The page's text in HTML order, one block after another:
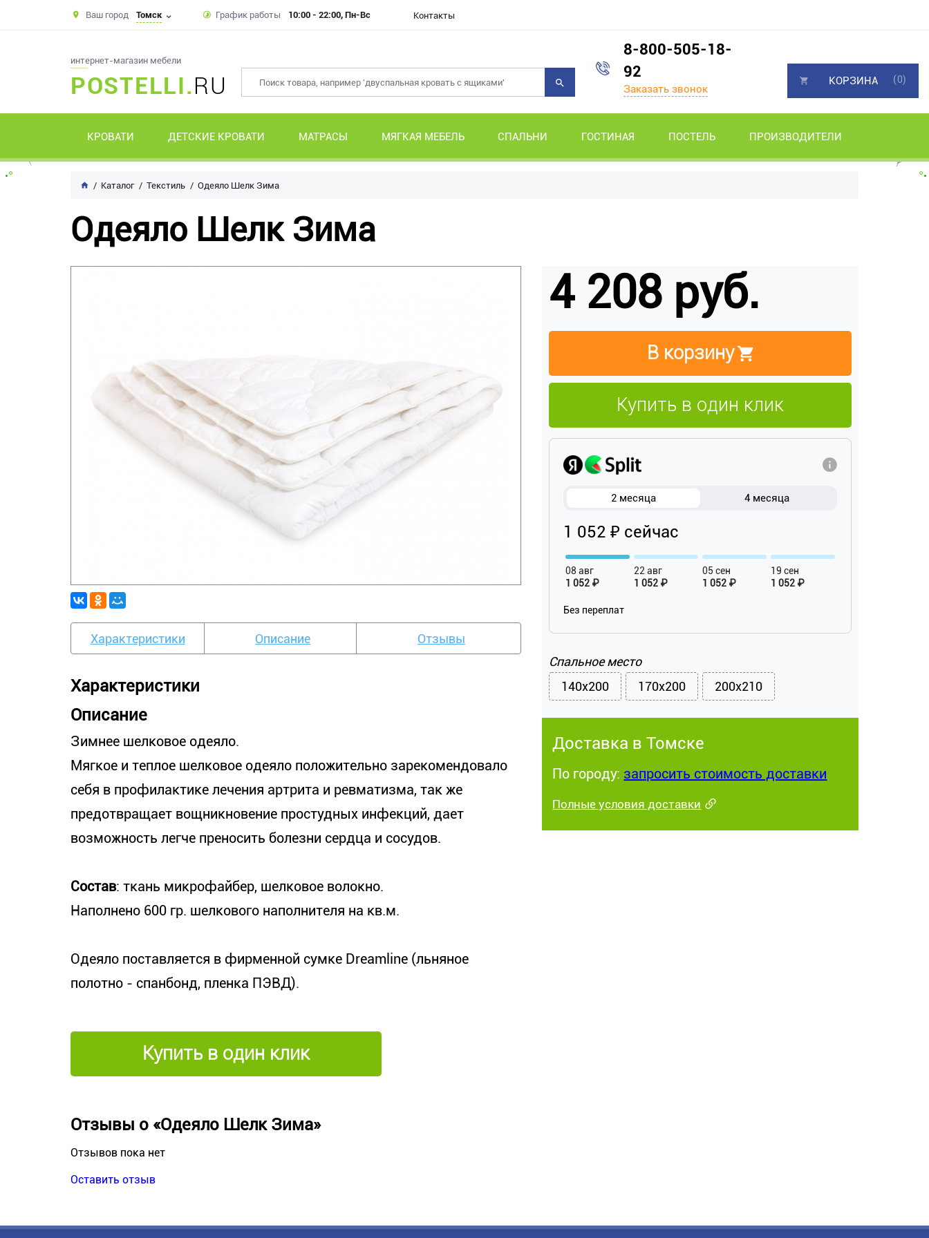
Ваш город Томск График работы 10:00 - 22:00, Пн-Вс Контакты
интернет-магазин мебели
POSTELLI.RU
8-800-505-18-
92
Заказать звонок
КРОВАТИ ДЕТСКИЕ КРОВАТИ МАТРАСЫ МЯГКАЯ МЕБЕЛЬ СПАЛЬНИ ГОСТИНАЯ ПОСТЕЛЬ ПРОИЗВОДИТЕЛИ
КОРЗИНА (0)
Каталог Текстиль Одеяло Шелк Зима
Одеяло Шелк Зима
Характеристики Описание Отзывы
Характеристики
Описание
Зимнее шелковое одеяло.
Мягкое и теплое шелковое одеяло положительно зарекомендовало
себя в профилактике лечения артрита и ревматизма, так же
предотвращает вощникновение простудных инфекций, дает
возможность легче преносить болезни сердца и сосудов.
Состав: ткань микрофайбер, шелковое волокно.
Наполнено 600 гр. шелкового наполнителя на кв.м.
Одеяло поставляется в фирменной сумке Dreamline (льняное
полотно - спанбонд, пленка ПЭВД).
Купить в один клик
Отзывы о «Одеяло Шелк Зима»
Отзывов пока нет
Оставить отзыв
4 208 руб.
В корзину
Купить в один клик
2 месяца 4 месяца
1 052 ₽ сейчас
08 авг
1 052 ₽
22 авг
1 052 ₽
05 сен
1 052 ₽
19 сен
1 052 ₽
Без переплат
Спальное место
140x200
170x200 200x210
Доставка в Томске
По городу: запросить стоимость доставки
Полные условия доставки